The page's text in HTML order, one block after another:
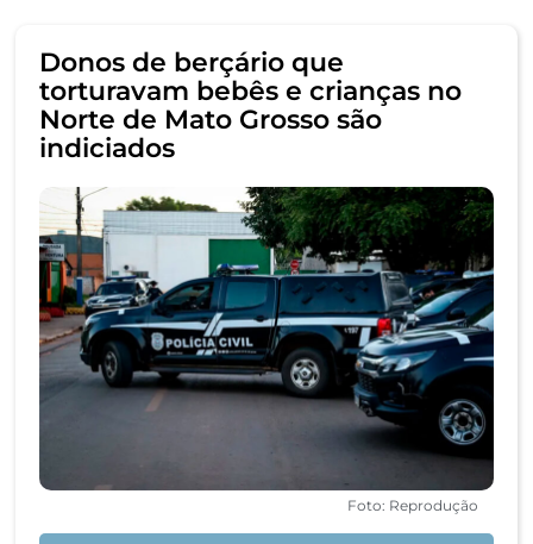
Donos de berçário que
torturavam bebês e crianças no
Norte de Mato Grosso são
indiciados
Foto: Reprodução